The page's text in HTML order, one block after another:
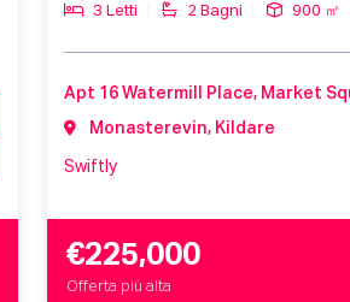
3 Letti 2 Bagni 900 ㎡
Monasterevin, Kildare
Swiftly
€225,000
Offerta più alta